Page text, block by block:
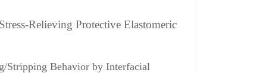
Relieving Protective Elastomeric
Stripping Behavior by Interfacial